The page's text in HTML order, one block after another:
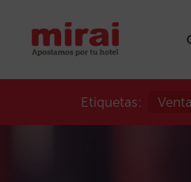
Etiquetas: